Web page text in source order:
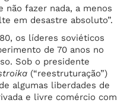
não fazer nada, a menos
em desastre absoluto”.
os líderes soviéticos
de 70 anos no
Sob o presidente
(“reestruturação”)
algumas liberdades de
e livre comércio com